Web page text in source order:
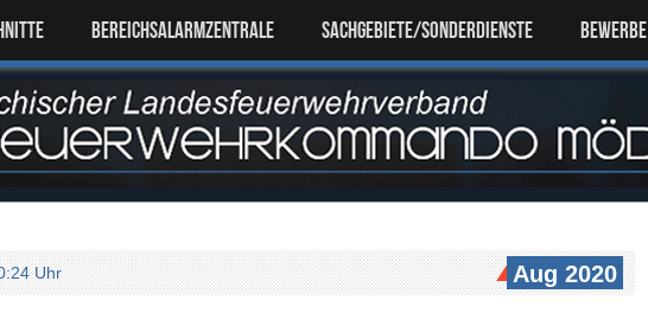
BEREICHSALARMZENTRALE SACHGEBIETE/SONDERDIENSTE Bewerbe
Uhr Aug 2020